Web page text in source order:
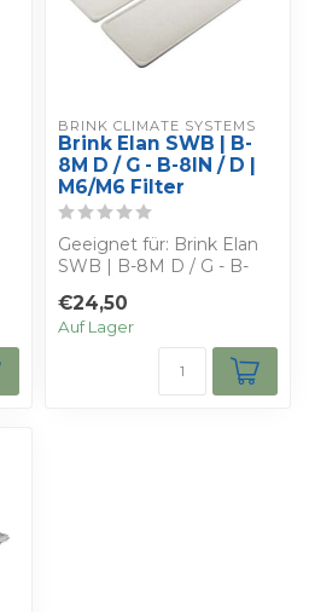
BRINK CLIMATE SYSTEMS
Brink Elan SWB | B-
8M D / G - B-8IN / D |
M6/M6 Filter
Geeignet für: Brink Elan
SWB | B-8M D / G - B-
Ihren eige...
€24,50
Auf Lager